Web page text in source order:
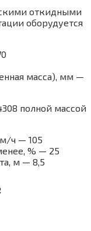
откидными
оборудуется
масса), мм —
полной массой
ч — 105
% — 25
м — 8,5